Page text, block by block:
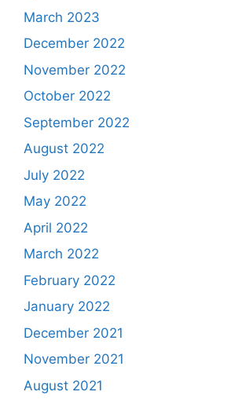
March 2023
December 2022
November 2022
October 2022
September 2022
August 2022
July 2022
May 2022
April 2022
March 2022
February 2022
January 2022
December 2021
November 2021
August 2021